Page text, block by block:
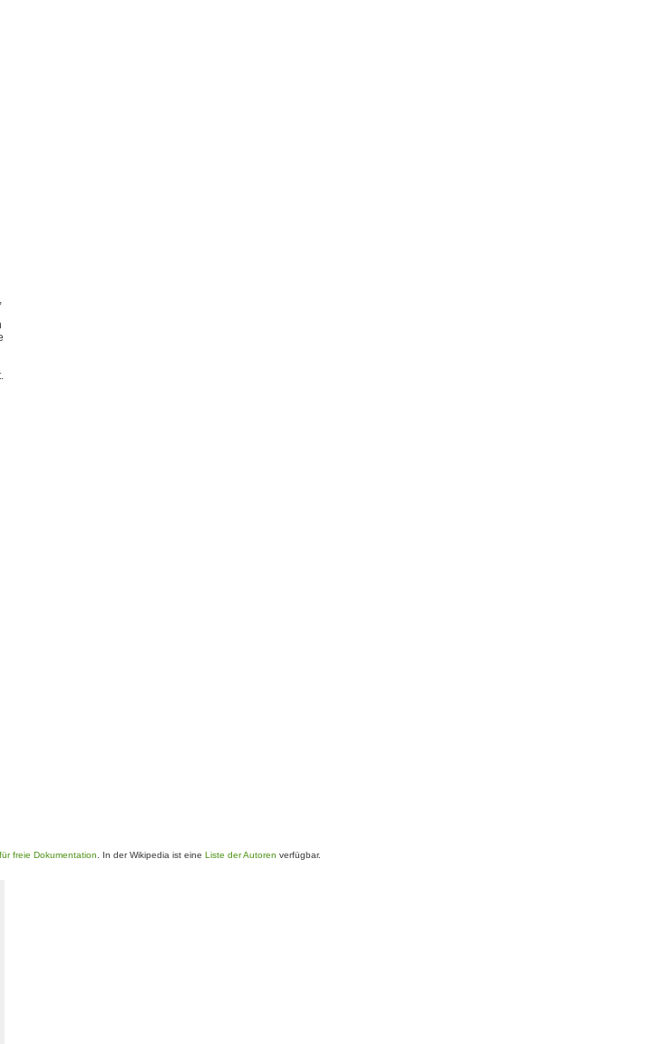
freie Dokumentation . In der Wikipedia ist eine Liste der Autoren verfügbar.